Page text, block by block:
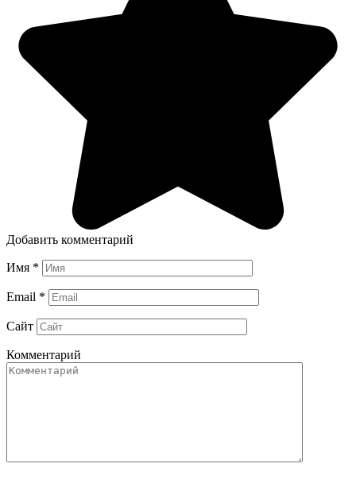
Добавить комментарий
Имя *
Email *
Сайт
Комментарий